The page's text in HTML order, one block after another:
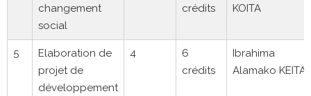
changement
social
crédits
KOITA
5
Elaboration de
projet de
développement
4
6
crédits
Ibrahima
Alamako KEITA